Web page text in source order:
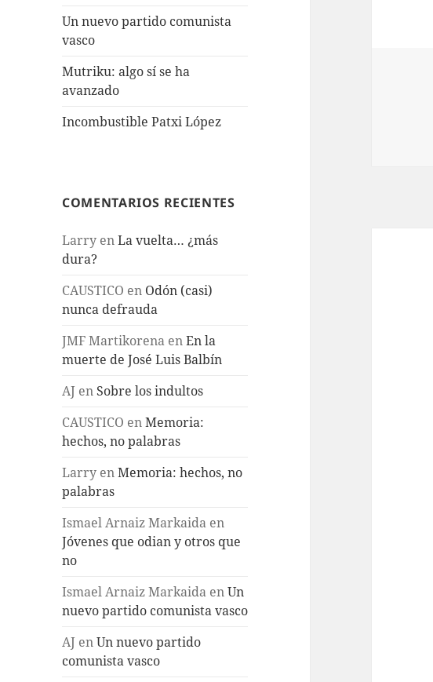
Un nuevo partido comunista
vasco
Mutriku: algo sí se ha
avanzado
Incombustible Patxi López
COMENTARIOS RECIENTES
Larry enLa vuelta… ¿más
dura?
CAUSTICO en Odón (casi)
nunca defrauda
JMF Martikorena enEn la
muerte de José Luis Balbín
AJ en Sobre los indultos
CAUSTICO enMemoria:
hechos, no palabras
Larry enMemoria: hechos, no
palabras
Ismael Arnaiz Markaida en
Jóvenes que odian y otros que
no
Ismael Arnaiz Markaida enUn
nuevo partido comunista vasco
AJ enUn nuevo partido
comunista vasco